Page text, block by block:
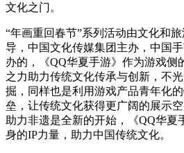
文化之门。
“年画重回春节”系列活动由文化和
导，中国文化传媒集团主办，中国
办的，《QQ华夏手游》作为游戏侧
之力助力传统文化传承与创新，不
掘，同样也是利用游戏产品青年化
垒，让传统文化获得更广阔的展示
助力非遗是全新的开始，《QQ华夏
身的IP力量，助力中国传统文化。